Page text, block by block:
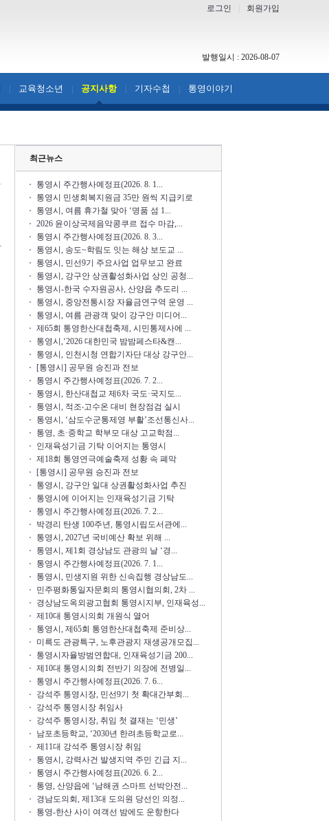
로그인 회원가입
발행일시 : 2026-08-07
교육청소년 공지사항 기자수첩 통영이야기
최근뉴스
통영시 주간행사예정표(2026. 8. 1...
통영시 민생회복지원금 35만 원씩 지급키로
통영시, 여름 휴가철 맞아 ‘명품 섬 1...
2026 윤이상국제음악콩쿠르 접수 마감,...
통영시 주간행사예정표(2026. 8. 3...
통영시, 송도~학림도 잇는 해상 보도교 ...
통영시, 민선9기 주요사업 업무보고 완료
통영시, 강구안 상권활성화사업 상인 공청...
통영시-한국 수자원공사, 산양읍 추도리 ...
통영시, 중앙전통시장 자율금연구역 운영 ...
통영시, 여름 관광객 맞이 강구안 미디어...
제65회 통영한산대첩축제, 시민통제사에 ...
통영시,‘2026 대한민국 밤밤페스타&캔...
통영시, 인천시청 연합기자단 대상 강구안...
[통영시] 공무원 승진과 전보
통영시 주간행사예정표(2026. 7. 2...
통영시, 한산대첩교 제6차 국도·국지도...
통영시, 적조‧고수온 대비 현장점검 실시
통영시, ‘삼도수군통제영 부활’조선통신사...
통영, 초·중학교 학부모 대상 고교학점...
인재육성기금 기탁 이어지는 통영시
제18회 통영연극예술축제 성황 속 폐막
[통영시] 공무원 승진과 전보
통영시, 강구안 일대 상권활성화사업 추진
통영시에 이어지는 인재육성기금 기탁
통영시 주간행사예정표(2026. 7. 2...
박경리 탄생 100주년, 통영시립도서관에...
통영시, 2027년 국비예산 확보 위해 ...
통영시, 제1회 경상남도 관광의 날 ‘경...
통영시 주간행사예정표(2026. 7. 1...
통영시, 민생지원 위한 신속집행 경상남도...
민주평화통일자문회의 통영시협의회, 2차 ...
경상남도옥외광고협회 통영시지부, 인재육성...
제10대 통영시의회 개원식 열어
통영시, 제65회 통영한산대첩축제 준비상...
미륵도 관광특구, 노후관광지 재생공개모집...
통영시자율방범연합대, 인재육성기금 200...
제10대 통영시의회 전반기 의장에 전병일...
통영시 주간행사예정표(2026. 7. 6...
강석주 통영시장, 민선9기 첫 확대간부회...
강석주 통영시장 취임사
강석주 통영시장, 취임 첫 결재는 ‘민생’
남포초등학교, ‘2030년 한려초등학교로...
제11대 강석주 통영시장 취임
통영시, 강력사건 발생지역 주민 긴급 지...
통영시 주간행사예정표(2026. 6. 2...
통영, 산양읍에 ‘남해권 스마트 선박안전...
경남도의회, 제13대 도의원 당선인 의정...
통영-한산 사이 여객선 밤에도 운항한다